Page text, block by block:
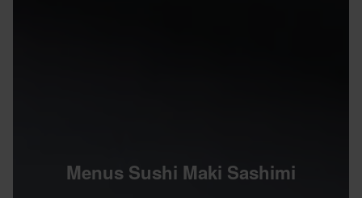
Menus Sushi Maki Sashimi